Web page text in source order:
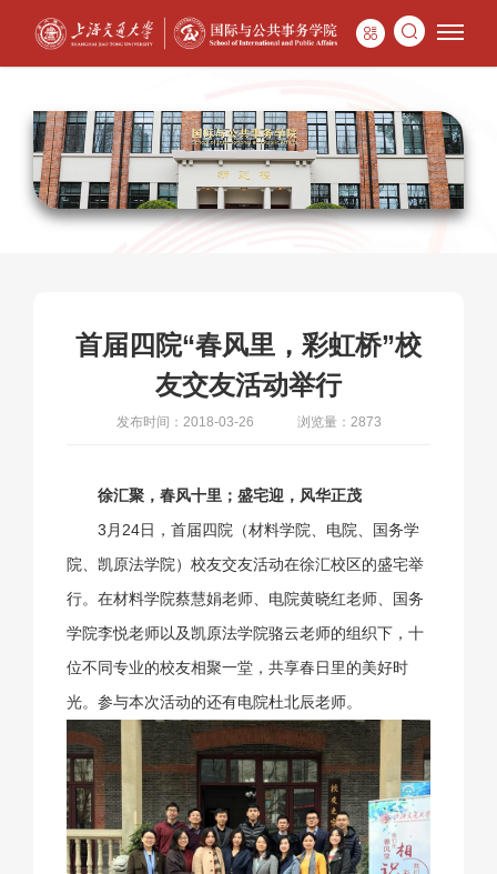
首届四院“春风里，彩虹桥”校
友交友活动举行
发布时间：2018-03-26 浏览量：2873
徐汇聚，春风十里；盛宅迎，风华正茂
3月24日，首届四院（材料学院、电院、国务学
院、凯原法学院）校友交友活动在徐汇校区的盛宅举
行。在材料学院蔡慧娟老师、电院黄晓红老师、国务
学院李悦老师以及凯原法学院骆云老师的组织下，十
位不同专业的校友相聚一堂，共享春日里的美好时
光。参与本次活动的还有电院杜北辰老师。